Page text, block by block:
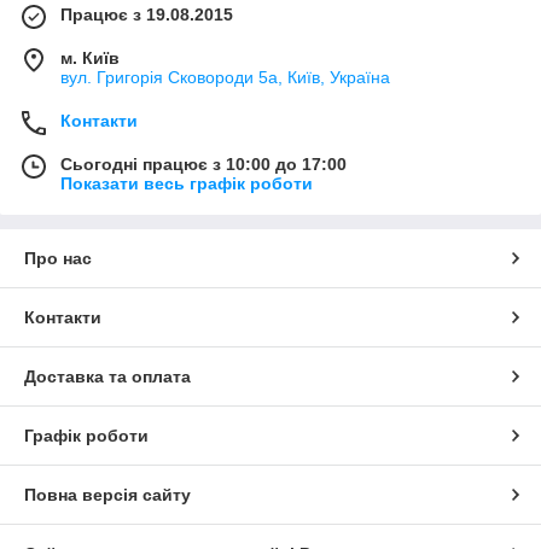
Працює з 19.08.2015
м. Київ
вул. Григорія Сковороди 5а, Київ, Україна
Контакти
Сьогодні працює з 10:00 до 17:00
Показати весь графік роботи
Про нас
Контакти
Доставка та оплата
Графік роботи
Повна версія сайту